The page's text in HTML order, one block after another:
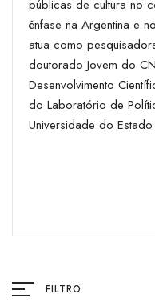
públicas de cultura no
ênfase na Argentina e
atua como
doutorado Jovem do
Desenvolvimento
do Laboratório de
Universidade do
FILTRO